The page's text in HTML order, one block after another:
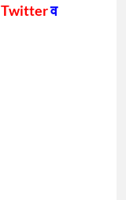
Twitterव